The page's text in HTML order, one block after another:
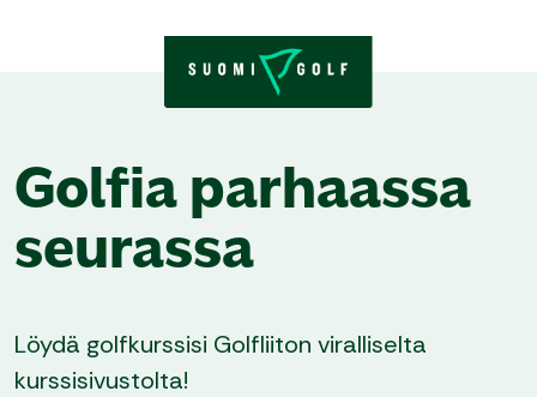
Golfia parhaassa
seurassa
Löydä golfkurssisi Golfliiton viralliselta
kurssisivustolta!